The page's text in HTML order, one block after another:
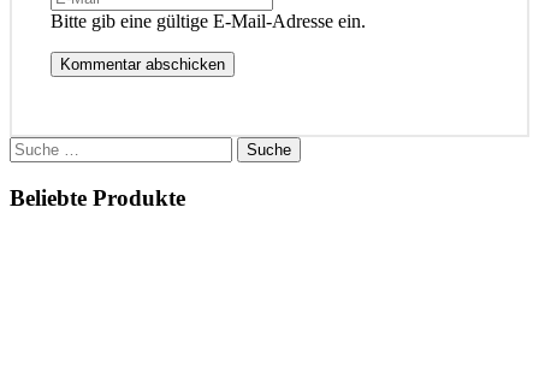
Bitte gib eine gültige E-Mail-Adresse ein.
Kommentar abschicken
Suche
nach:
Beliebte Produkte